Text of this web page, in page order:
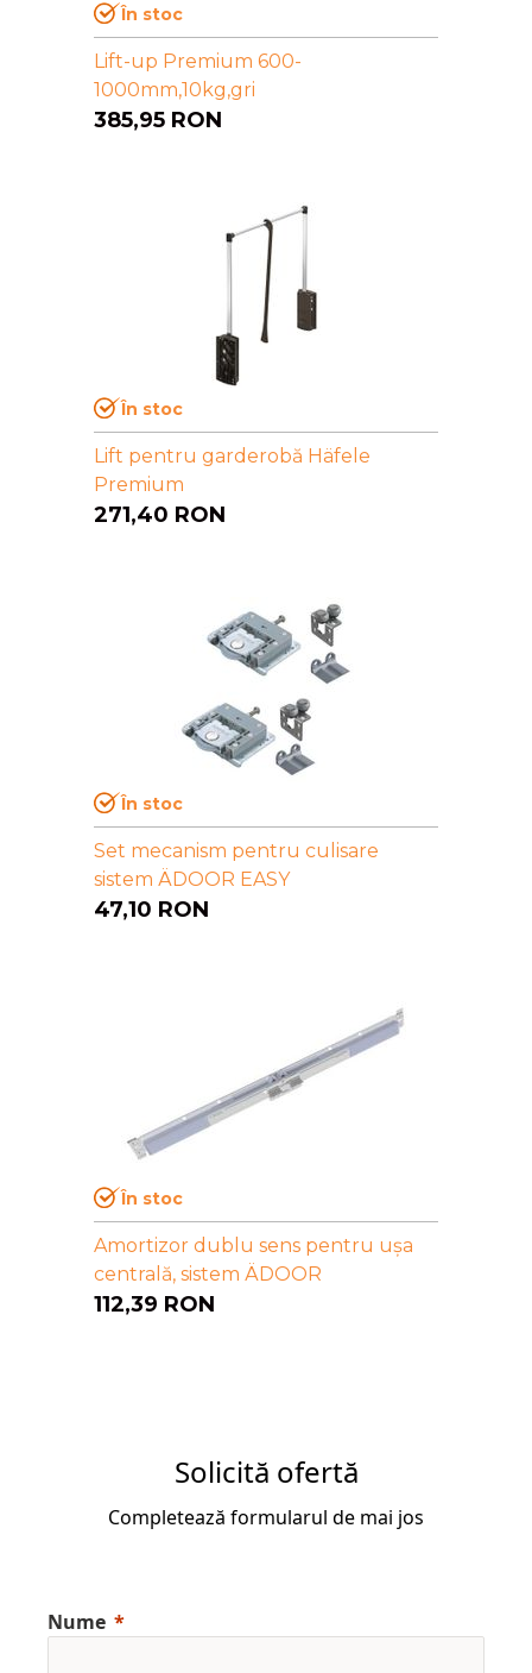
În stoc
Lift-up Premium 600-
1000mm,10kg,gri
385,95 RON
În stoc
Lift pentru garderobă Häfele
Premium
271,40 RON
În stoc
Set mecanism pentru culisare
sistem ÄDOOR EASY
47,10 RON
În stoc
Amortizor dublu sens pentru ușa
centrală, sistem ÄDOOR
112,39 RON
Solicită ofertă
Completează formularul de mai jos
Nume